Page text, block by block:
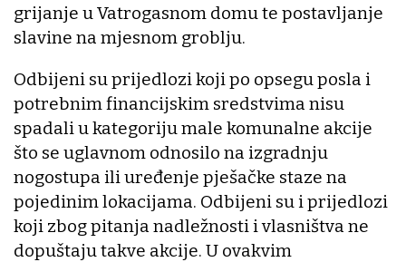
grijanje u Vatrogasnom domu te postavljanje
slavine na mjesnom groblju.
Odbijeni su prijedlozi koji po opsegu posla i
potrebnim financijskim sredstvima nisu
spadali u kategoriju male komunalne akcije
što se uglavnom odnosilo na izgradnju
nogostupa ili uređenje pješačke staze na
pojedinim lokacijama. Odbijeni su i prijedlozi
koji zbog pitanja nadležnosti i vlasništva ne
dopuštaju takve akcije. U ovakvim